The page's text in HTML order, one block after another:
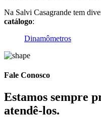
Na Salvi Casagrande tem
catálogo:
Dinamômetros
Fale Conosco
Estamos sempre
atendê-los.